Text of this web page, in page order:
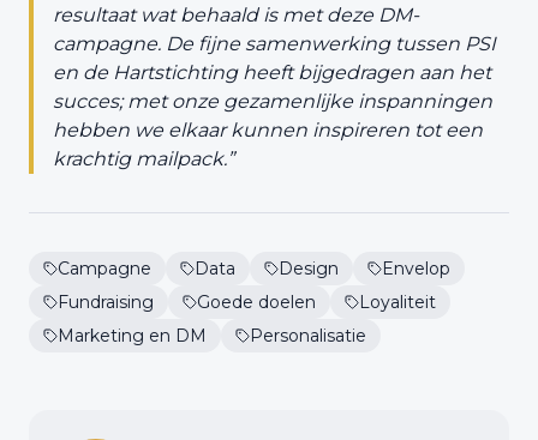
resultaat wat behaald is met deze DM-
campagne. De fijne samenwerking tussen PSI
en de Hartstichting heeft bijgedragen aan het
succes; met onze gezamenlijke inspanningen
hebben we elkaar kunnen inspireren tot een
krachtig mailpack.”
Campagne Data Design
Envelop
Fundraising
Goede doelen
Loyaliteit
Marketing en DM
Personalisatie